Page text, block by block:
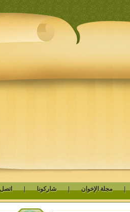
مجلة الإخوان | شاركونا | اتصل بنا